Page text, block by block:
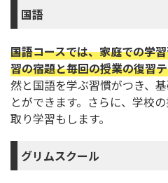
国語
国語コースでは、家庭での学
習の宿題と毎回の授業の復習
然と国語を学ぶ習慣がつき、
とができます。さらに、学校
取り学習もします。
グリムスクール